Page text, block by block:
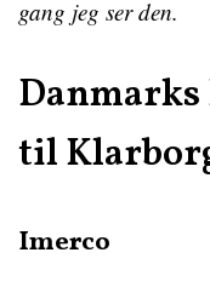
gang jeg ser den.
til
Imerco